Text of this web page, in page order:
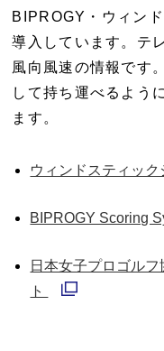
BIPROGY・ウィン
導入しています。テ
風向風速の情報です
して持ち運べるよう
ます。
ウィンドスティック
BIPROGY Scoring
日本女子プロゴル
ト
別ウィンドウで開